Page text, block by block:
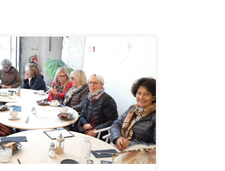
au Dear Breakfast dans le quartier